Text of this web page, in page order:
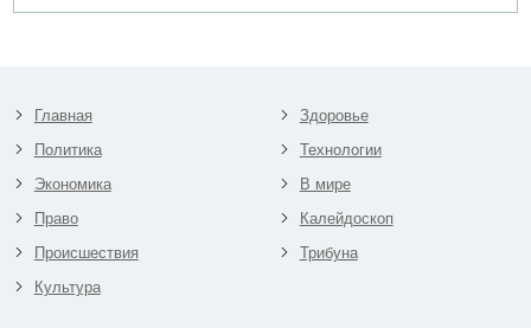
Главная
Политика
Экономика
Право
Происшествия
Культура
Здоровье
Технологии
В мире
Калейдоскоп
Трибуна